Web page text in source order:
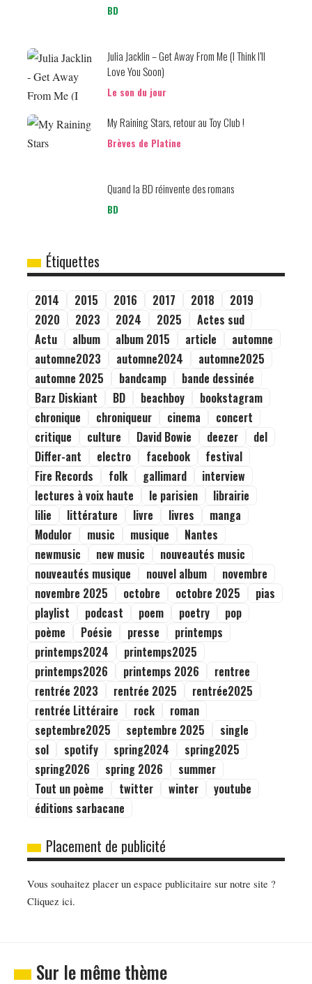
BD
Julia Jacklin – Get Away From Me (I Think I’ll
Love You Soon)
Le son du jour
My Raining Stars, retour au Toy Club !
Brèves de Platine
Quand la BD réinvente des romans
BD
Étiquettes
2014 2015 2016 2017 2018
2019
2020
2023 2024 2025
Actes sud
Actu
album album 2015 article
automne
automne2023
automne2024
automne2025
automne 2025
bandcamp
bande dessinée
Barz Diskiant
BD beachboy
bookstagram
chronique
chroniqueur cinema
concert
critique
culture David Bowie deezer
del
Differ-ant
electro facebook
festival
Fire Records
folk gallimard
interview
lectures à voix haute
le parisien
librairie
lilie
littérature livre livres
manga
Modulor
music musique
Nantes
newmusic
new music
nouveautés music
nouveautés musique
nouvel album
novembre
novembre 2025
octobre octobre 2025
pias
playlist
podcast poem poetry
pop
poème
Poésie presse
printemps
printemps2024
printemps2025
printemps2026
printemps 2026
rentree
rentrée 2023
rentrée 2025
rentrée2025
rentrée Littéraire
rock
roman
septembre2025
septembre 2025
single
sol
spotify spring2024
spring2025
spring2026
spring 2026
summer
Tout un poème
twitter winter
youtube
éditions sarbacane
Placement de publicité
Vous souhaitez placer un espace publicitaire sur notre site ?
Cliquez ici.
Sur le même thème